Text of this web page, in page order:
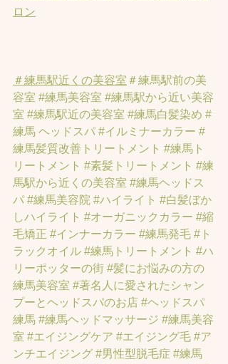
ロン
＃練馬駅近くの美容室 ＃練馬駅前の美
容室 #練馬美容室 #練馬駅から近い美容
室 #練馬駅近の美容室 #練馬白髪染め #
練馬 ヘッドスパ #イルミナーカラー #
練馬髪質改善トリートメント #練馬ト
リートメント #素髪トリートメント #練
馬駅から近くの美容室 #練馬ヘッドス
パ #練馬美容院 #ハイライト #白髪ぼか
しハイライト #オーガニックカラー #縮
毛矯正 #インナーカラー #練馬発毛 #ト
ラックオイル #練馬トリートメント #ハ
リーポッターの街 #髪にお悩みの方の
練馬美容室 #著名人に愛されたシャン
プーとヘッドスパのお店 #ヘッドスパ
練馬 #練馬ヘッドマッサージ #練馬美容
室 #エイジングケア #エイジング毛 #ア
ンチエイジング #男性型脱毛症 #練馬